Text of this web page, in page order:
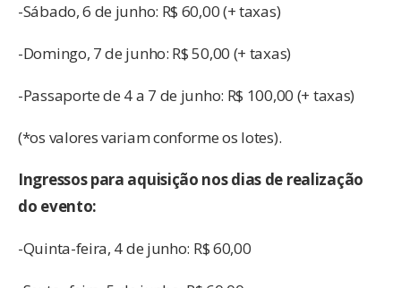
-Sábado, 6 de junho: R$ 60,00 (+ taxas)
-Domingo, 7 de junho: R$ 50,00 (+ taxas)
-Passaporte de 4 a 7 de junho: R$ 100,00 (+ taxas)
(*os valores variam conforme os lotes).
Ingressos para aquisição nos dias de realização
do evento:
-Quinta-feira, 4 de junho: R$ 60,00